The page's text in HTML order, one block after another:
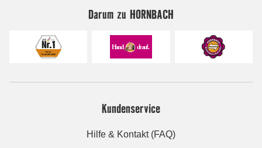
Darum zu HORNBACH
Kundenservice
Hilfe & Kontakt (FAQ)